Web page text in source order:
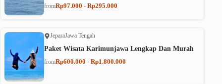
fromRp97.000 - Rp295.000
JeparaJawa Tengah
Paket Wisata Karimunjawa Lengkap Dan Murah
fromRp600.000 - Rp1.800.000